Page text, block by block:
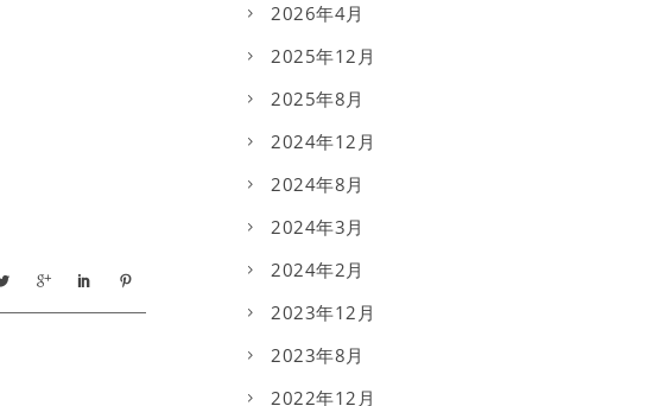
2026年4月
2025年12月
2025年8月
2024年12月
2024年8月
2024年3月
2024年2月
2023年12月
2023年8月
2022年12月